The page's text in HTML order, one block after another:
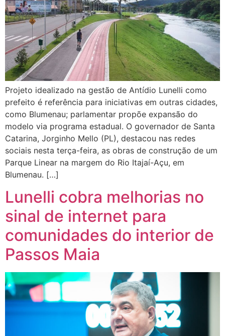
Projeto idealizado na gestão de Antídio Lunelli como
prefeito é referência para iniciativas em outras cidades,
como Blumenau; parlamentar propõe expansão do
modelo via programa estadual. O governador de Santa
Catarina, Jorginho Mello (PL), destacou nas redes
sociais nesta terça-feira, as obras de construção de um
Parque Linear na margem do Rio Itajaí-Açu, em
Blumenau. […]
Lunelli cobra melhorias no
sinal de internet para
comunidades do interior de
Passos Maia